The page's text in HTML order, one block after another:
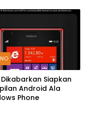
Dikabarkan Siapkan
Android Ala
Phone